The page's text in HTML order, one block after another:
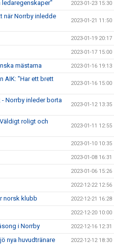
ledaregenskaper" 2023-01-23 15:30
när Norrby inledde
2023-01-21 11:50
2023-01-19 20:17
2023-01-17 15:00
mästarna 2023-01-16 19:13
AIK: "Har ett brett
2023-01-16 15:00
Norrby inleder borta
2023-01-12 13:35
roligt och
2023-01-11 12:55
2023-01-10 10:35
2023-01-08 16:31
2023-01-06 15:26
2022-12-22 12:56
norsk klubb 2022-12-21 16:28
2022-12-20 10:00
i Norrby 2022-12-16 12:31
nya huvudtränare 2022-12-12 18:30